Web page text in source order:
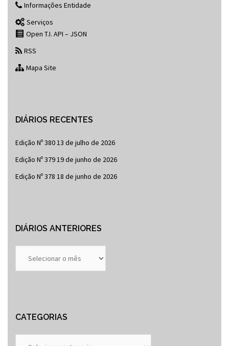
Informações Entidade
Serviços
Open T.I. API – JSON
RSS
Mapa Site
DIÁRIOS RECENTES
Edição Nº 38013 de julho de 2026
Edição Nº 37919 de junho de 2026
Edição Nº 378 18 de junho de 2026
DIÁRIOS ANTERIORES
Anteriores
CATEGORIAS